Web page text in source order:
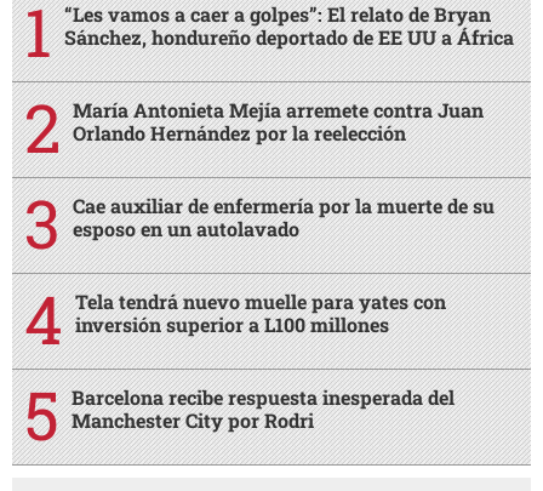
“Les vamos a caer a golpes”: El relato de Bryan
Sánchez, hondureño deportado de EE UU a África
María Antonieta Mejía arremete contra Juan
Orlando Hernández por la reelección
Cae auxiliar de enfermería por la muerte de su
esposo en un autolavado
Tela tendrá nuevo muelle para yates con
inversión superior a L100 millones
Barcelona recibe respuesta inesperada del
Manchester City por Rodri